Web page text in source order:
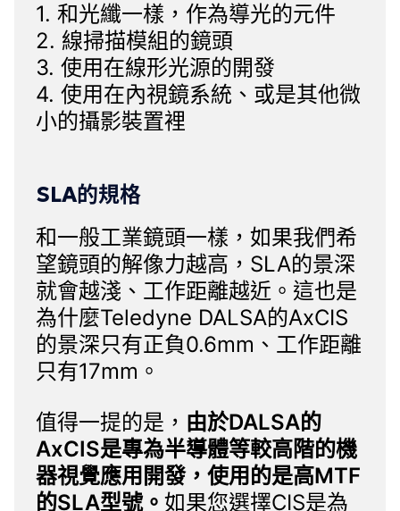
1. 和光纖一樣，作為導光的元件
2. 線掃描模組的鏡頭
3. 使用在線形光源的開發
4. 使用在內視鏡系統、或是其他微
小的攝影裝置裡
SLA的規格
和一般工業鏡頭一樣，如果我們希
望鏡頭的解像力越高，SLA的景深
就會越淺、工作距離越近。這也是
為什麼Teledyne DALSA的AxCIS
的景深只有正負0.6mm、工作距離
只有17mm。
值得一提的是， 由於DALSA的
AxCIS是專為半導體等較高階的機
器視覺應用開發，使用的是高MTF
的SLA型號。 如果您選擇CIS是為